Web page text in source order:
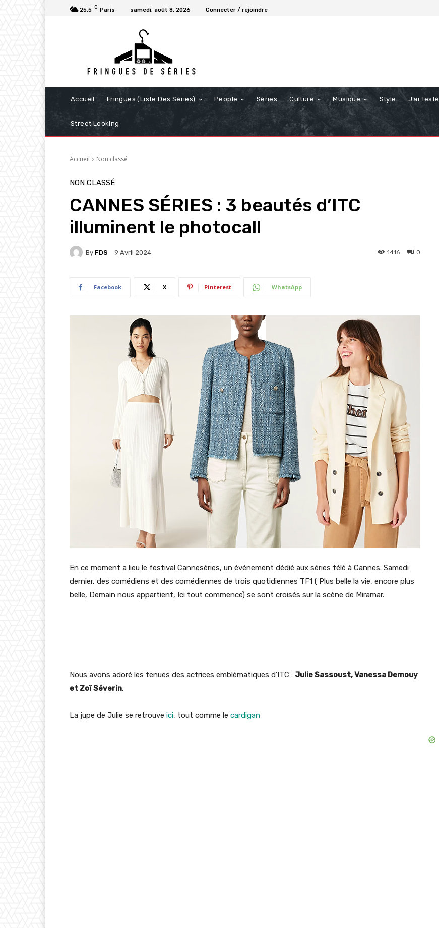
25.5 C Paris samedi, août 8, 2026 Connecter / rejoindre
Accueil Fringues (Liste Des Séries) People Séries Culture Musique Style J’ai Testé
Street Looking
Accueil Non classé
NON CLASSÉ
CANNES SÉRIES : 3 beautés d’ITC
illuminent le photocall
By FDS 9 Avril 2024 0
1416
Facebook X Pinterest WhatsApp
En ce moment a lieu le festival Canneséries, un événement dédié aux séries télé à Cannes. Samedi
dernier, des comédiens et des comédiennes de trois quotidiennes TF1 ( Plus belle la vie, encore plus
belle, Demain nous appartient, Ici tout commence) se sont croisés sur la scène de Miramar.
Nous avons adoré les tenues des actrices emblématiques d’ITC : Julie Sassoust, Vanessa Demouy
et Zoï Séverin.
La jupe de Julie se retrouve ici, tout comme le cardigan